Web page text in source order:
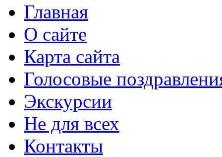
Главная
О сайте
Карта сайта
Голосовые
Экскурсии
Не для всех
Контакты